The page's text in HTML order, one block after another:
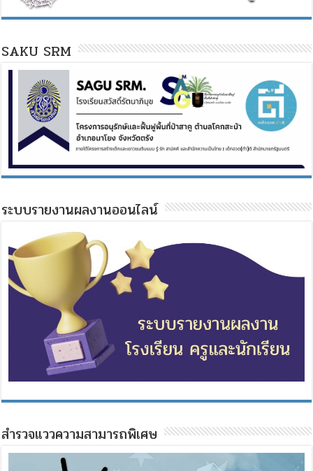
SAKU SRM
ระบบรายงานผลงานออนไลน์
สำรวจแววความสามารถพิเศษ